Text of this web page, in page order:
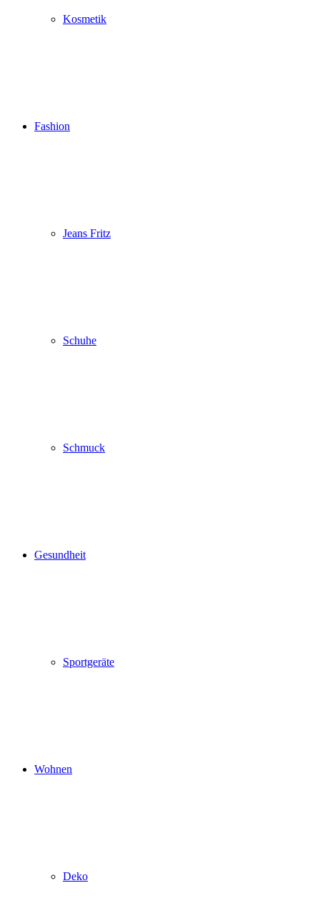
Kosmetik
Fashion
Jeans Fritz
Schuhe
Schmuck
Gesundheit
Sportgeräte
Wohnen
Deko